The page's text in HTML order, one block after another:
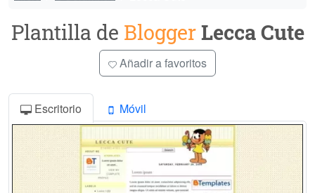
Plantilla de BloggerLecca Cute
Añadir a favoritos
Escritorio Móvil